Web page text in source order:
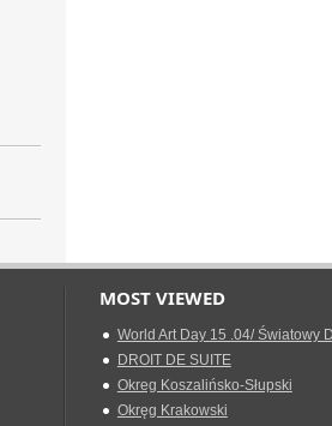
MOST VIEWED
World Art Day 15 .04/ Światowy
DROIT DE SUITE
Okreg Koszalińsko-Słupski
Okręg Krakowski